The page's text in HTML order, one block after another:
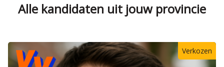
Alle kandidaten uit jouw provincie
Verkozen